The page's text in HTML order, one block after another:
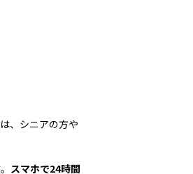
、シニアの方や
スマホで24時間